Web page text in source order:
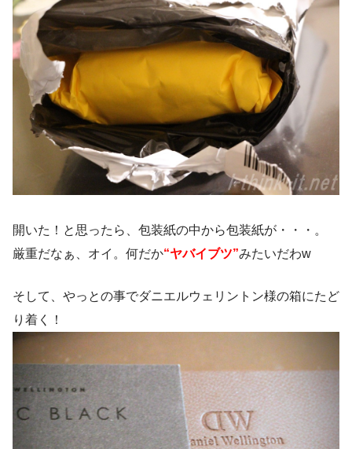
開いた！と思ったら、包装紙の中から包装紙が・・・。
厳重だなぁ、オイ。何だか“ヤバイブツ”みたいだわw
そして、やっとの事でダニエルウェリントン様の箱にたど
り着く！